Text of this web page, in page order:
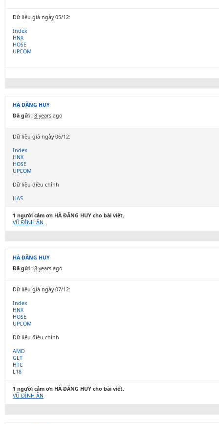
Dữ liệu giá ngày 05/12:
Index
HNX
HOSE
UPCOM
HÀ ĐĂNG HUY
Đã gửi : 8 years ago
Dữ liệu giá ngày 06/12:
Index
HNX
HOSE
UPCOM
Dữ liệu điều chỉnh
HAS
1 người cảm ơn HÀ ĐĂNG HUY cho bài viết.
VŨ ĐÌNH ÂN
HÀ ĐĂNG HUY
Đã gửi : 8 years ago
Dữ liệu giá ngày 07/12:
Index
HNX
HOSE
UPCOM
Dữ liệu điều chỉnh
AMD
GLT
HTC
L18
1 người cảm ơn HÀ ĐĂNG HUY cho bài viết.
VŨ ĐÌNH ÂN